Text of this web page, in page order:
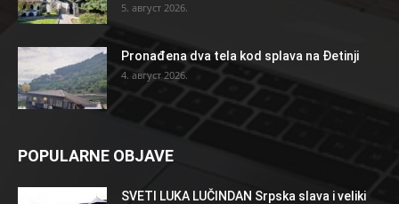
5. август 2026.
Pronađena dva tela kod splava na Đetinji
4. август 2026.
POPULARNE OBJAVE
SVETI LUKA LUČINDAN Srpska slava i veliki